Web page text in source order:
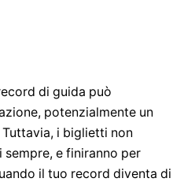
di guida può
potenzialmente un
i biglietti non
e finiranno per
il tuo record diventa di